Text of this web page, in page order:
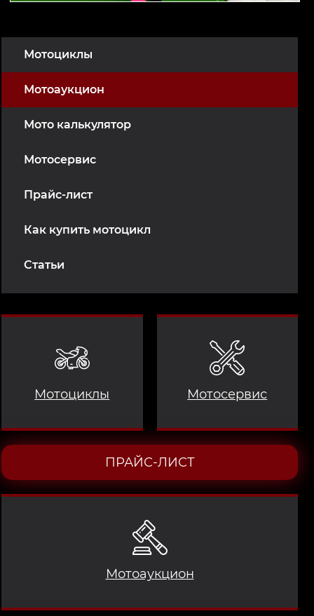
Мотоциклы
Мотоаукцион
Мото калькулятор
Мотосервис
Прайс-лист
Как купить мотоцикл
Статьи
Мотоциклы
Мотоаукцион
Мотосервис
ПРАЙС-ЛИСТ